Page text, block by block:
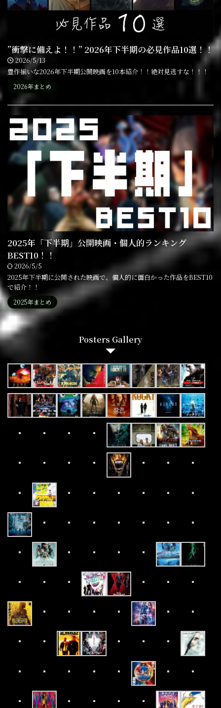
”衝撃に備えよ！！” 2026年下半期の必見作品10選！！
2026/5/13
豊作揃いな2026年下半期公開映画を10本紹介！！絶対見逃すな！！！
2026年まとめ
2025年「下半期」公開映画・個人的ランキング
BEST10！！
2026/5/5
2025年下半期に公開された映画で、個人的に面白かった作品をBEST10
で紹介！！
2025年まとめ
Posters Gallery